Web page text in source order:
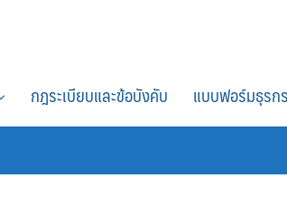
กฎระเบียบและข้อบังคับ แบบฟอร์มธุรก